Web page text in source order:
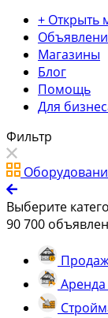
+ Открыть
Магазины
Блог
Помощь
Для
Фильтр
Выберите
90 700